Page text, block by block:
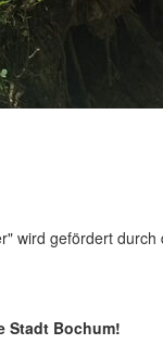
wird gefördert
Stadt Bochum!